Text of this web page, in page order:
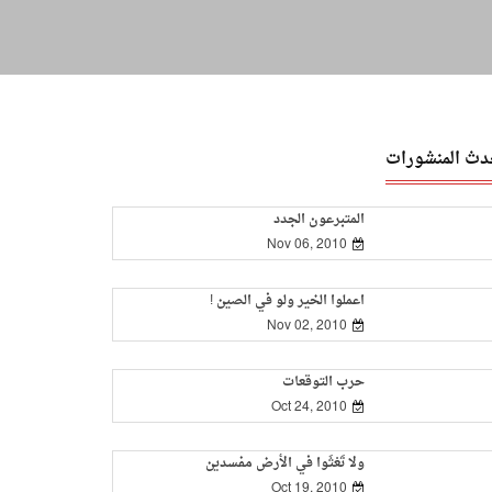
المنشورات
المتبرعون الجدد
Nov 06, 2010
اعملوا الخير ولو في الصين !
Nov 02, 2010
حرب التوقعات
Oct 24, 2010
ولا تَعْثَوا في الأرض مفسدين